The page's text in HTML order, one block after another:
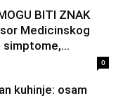
BITI ZNAK
Medicinskog
0
kuhinje: osam